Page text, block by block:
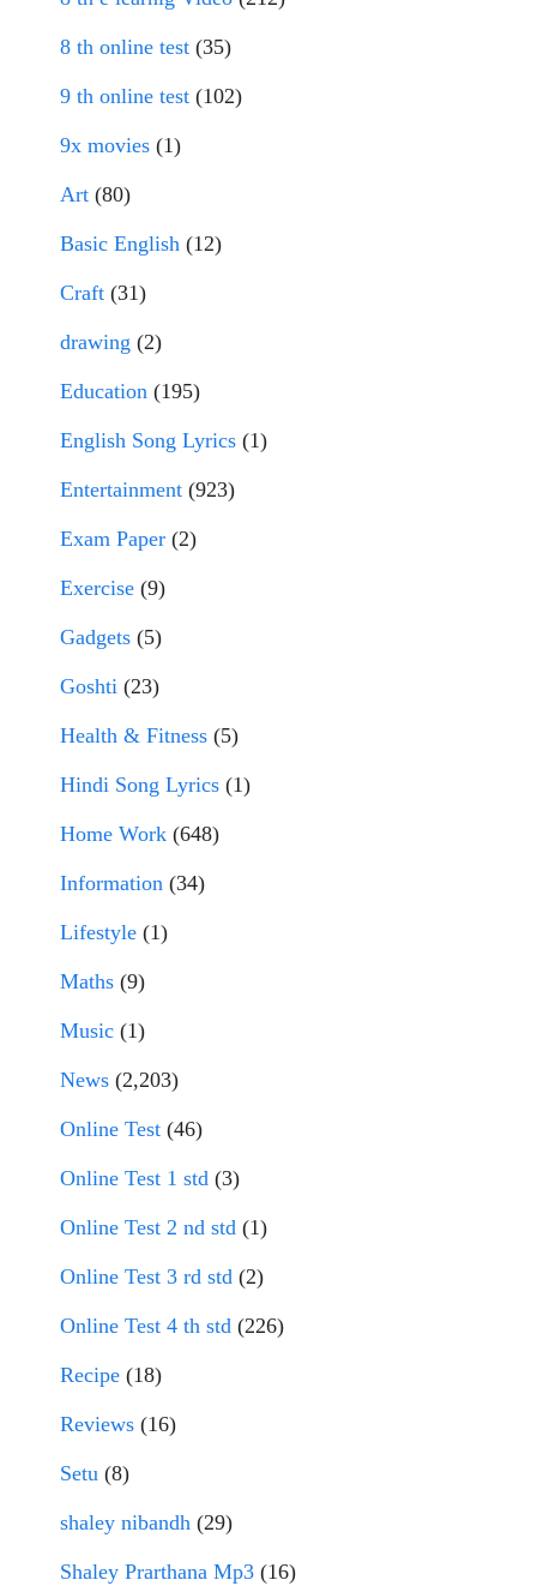
8 th online test (35)
9 th online test (102)
9x movies (1)
Art (80)
Basic English (12)
Craft (31)
drawing (2)
Education (195)
English Song Lyrics (1)
Entertainment (923)
Exam Paper (2)
Exercise (9)
Gadgets (5)
Goshti (23)
Health & Fitness (5)
Hindi Song Lyrics (1)
Home Work (648)
Information (34)
Lifestyle (1)
Maths (9)
Music (1)
News (2,203)
Online Test (46)
Online Test 1 std (3)
Online Test 2 nd std (1)
Online Test 3 rd std (2)
Online Test 4 th std (226)
Recipe (18)
Reviews (16)
Setu (8)
shaley nibandh (29)
Shaley Prarthana Mp3 (16)